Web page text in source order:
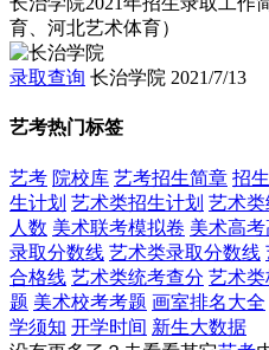
育、河北艺术体育）
录取查询 长治学院 2021/7/13
艺考热门标签
艺考 院校库 艺考招生简章 招
生计划 艺术类招生计划 艺术类
人数 美术联考模拟卷 美术高
录取分数线 艺术类录取分数线
合格线 艺术类统考查分 艺术
题 美术校考考题 画室排名大全
学须知 开学时间 新生大数据